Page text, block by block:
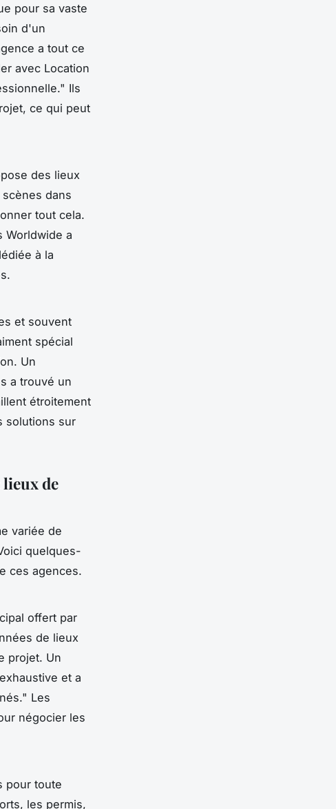
pour sa vaste
d'un
a tout ce
avec Location
Ils
ce qui peut
des lieux
dans
tout cela.
Worldwide a
à la
et souvent
spécial
Un
a trouvé un
étroitement
solutions sur
lieux de
variée de
quelques-
ces agences.
offert par
de lieux
projet. Un
et a
Les
négocier les
pour toute
les permis,